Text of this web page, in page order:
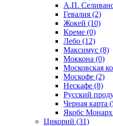
А.П.
Гевалия (2)
Жокей (10)
Креме (0)
Лебо (12)
Максимус (8)
Моккона (0)
Московская
Москофе (2)
Нескафе (8)
Русский
Черная карта
Якобс Монарх
Цикорий (31)